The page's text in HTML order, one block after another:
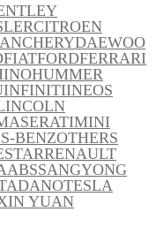
CITROEN
CHERYDAEWOO
FIATFORDFERRARI
HUMMER
INFINITIINEOS
MINI
BENZOTHERS
RENAULT
SSANGYONG
TESLA
YUAN